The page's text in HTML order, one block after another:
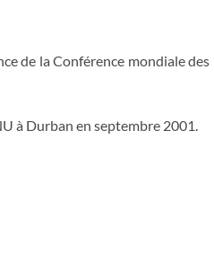
de la Conférence mondiale des
à Durban en septembre 2001.